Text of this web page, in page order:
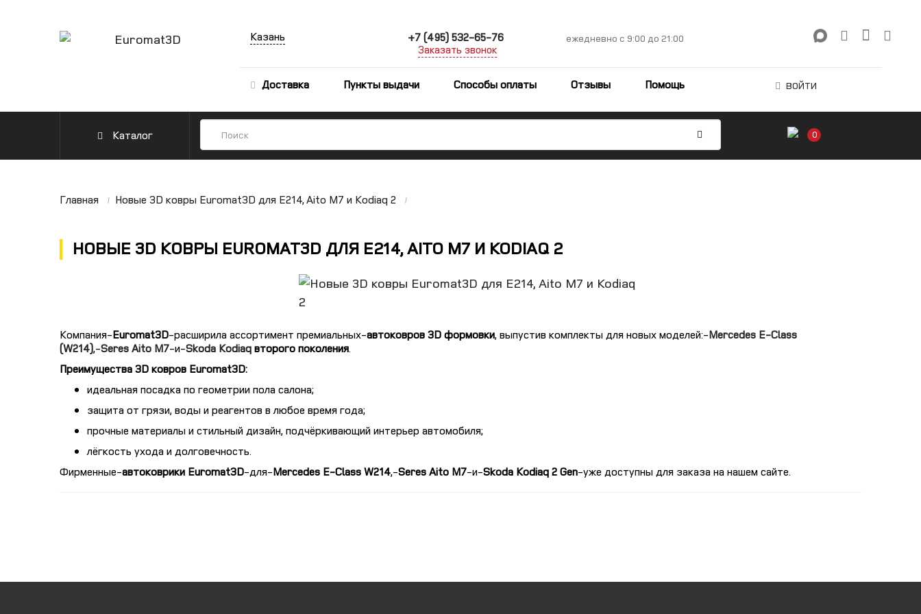
Казань +7 (495) 532-65-76
Заказать звонок
ежедневно с 9:00 до 21:00
Доставка Пункты выдачи Способы оплаты Отзывы Помощь ВОЙТИ
Каталог 0
Главная Новые 3D ковры Euromat3D для E214, Aito M7 и Kodiaq 2
НОВЫЕ 3D КОВРЫ EUROMAT3D ДЛЯ E214, AITO M7 И KODIAQ 2
КомпанияEuromat3Dрасширила ассортимент премиальныхавтоковров 3D формовки, выпустив комплекты для новых моделей:Mercedes E-Class
(W214),Seres Aito M7иSkoda Kodiaqвторого поколения.
Преимущества 3D ковров Euromat3D:
идеальная посадка по геометрии пола салона;
защита от грязи, воды и реагентов в любое время года;
прочные материалы и стильный дизайн, подчёркивающий интерьер автомобиля;
лёгкость ухода и долговечность.
Фирменныеавтоковрики Euromat3DдляMercedes E-Class W214,Seres Aito M7иSkoda Kodiaq 2 Genуже доступны для заказа на нашем сайте.